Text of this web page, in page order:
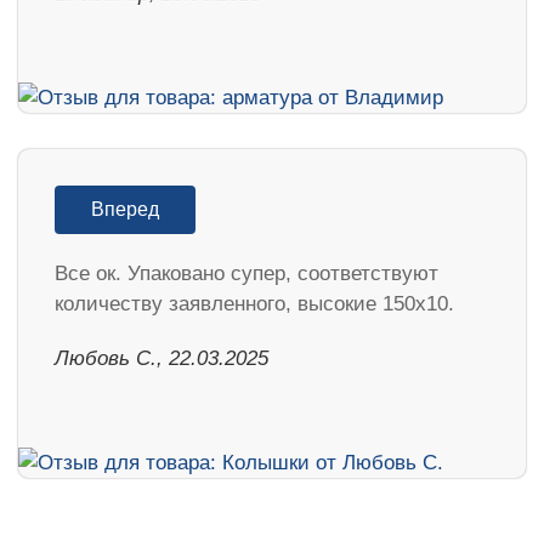
Вперед
Все ок. Упаковано супер, соответствуют
количеству заявленного, высокие 150х10.
Любовь С., 22.03.2025